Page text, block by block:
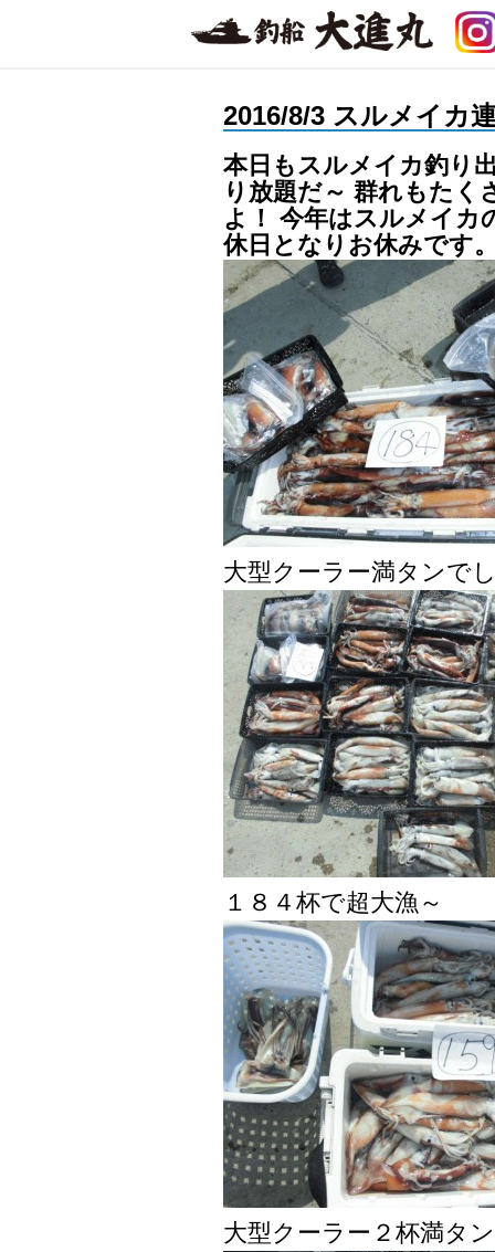
2016/8/3 スルメイカ
本日もスルメイカ釣り
り放題だ～ 群れもたく
よ！ 今年はスルメイカ
休日となりお休みです
大型クーラー満タンで
１８４杯で超大漁～
大型クーラー２杯満タ